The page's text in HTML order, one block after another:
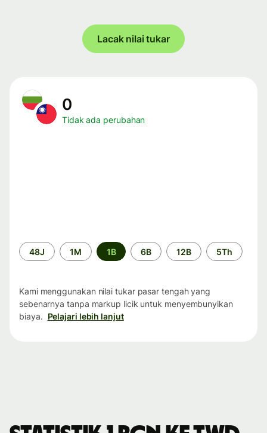
Lacak nilai tukar
0
Tidak ada perubahan
Periode
waktu
48J 1M 1B 6B 12B 5Th
Kami menggunakan nilai tukar pasar tengah yang
sebenarnya tanpa markup licik untuk menyembunyikan
biaya. Pelajari lebih lanjut